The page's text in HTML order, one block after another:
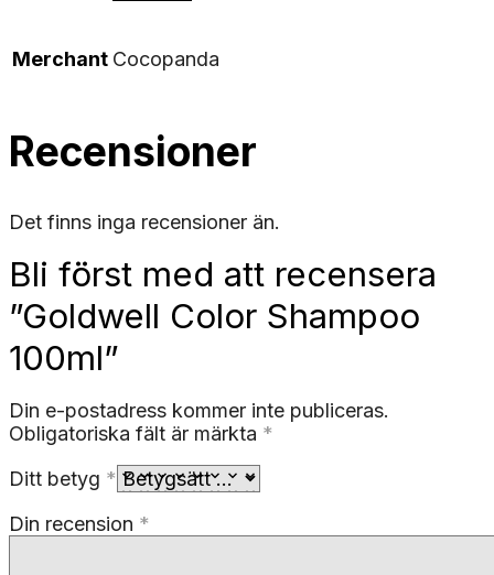
Merchant Cocopanda
Recensioner
Det finns inga recensioner än.
Bli först med att recensera
”Goldwell Color Shampoo
100ml”
Din e-postadress kommer inte publiceras.
Obligatoriska fält är märkta *
Ditt betyg *
Din recension *